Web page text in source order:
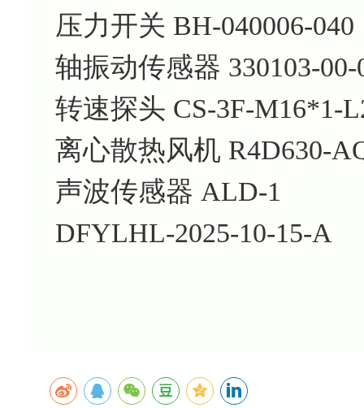
压力开关 BH-040006-040
轴振动传感器 330103-00-
转速探头 CS-3F-M16*1-
离心散热风机 R4D630-
声波传感器 ALD-1
DFYLHL-2025-10-15-A